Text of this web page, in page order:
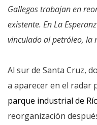
Gallegos trabajan en
existente. En La
vinculado al petróleo, la
Al sur de Santa Cruz,
a aparecer en el radar
parque industrial de
reorganización